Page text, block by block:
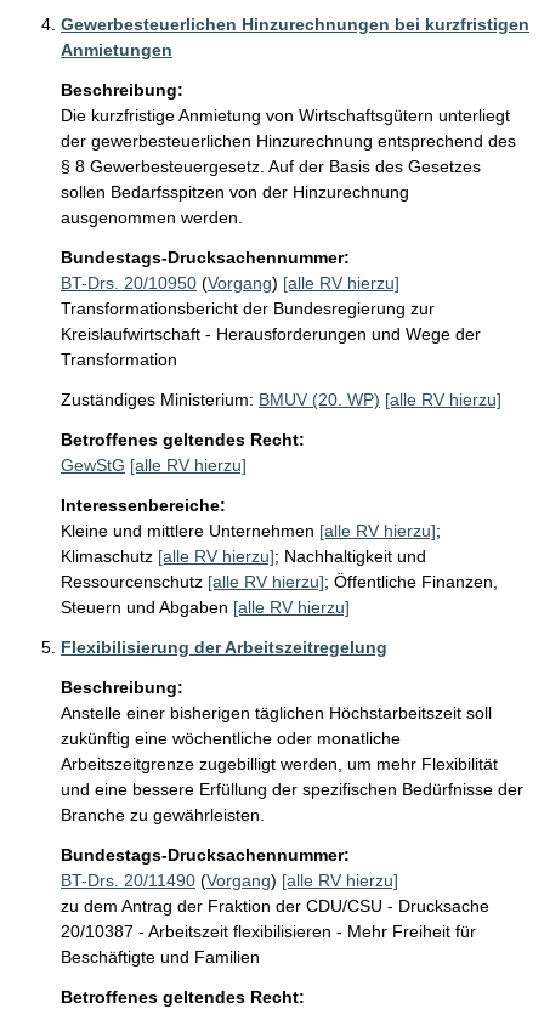
Gewerbesteuerlichen Hinzurechnungen bei kurzfristigen
Anmietungen
Beschreibung:
Die kurzfristige Anmietung von Wirtschaftsgütern unterliegt
der gewerbesteuerlichen Hinzurechnung entsprechend des
§ 8 Gewerbesteuergesetz. Auf der Basis des Gesetzes
sollen Bedarfsspitzen von der Hinzurechnung
ausgenommen werden.
Bundestags-Drucksachennummer:
BT-Drs. 20/10950 (Vorgang) [alle RV hierzu]
Transformationsbericht der Bundesregierung zur
Kreislaufwirtschaft - Herausforderungen und Wege der
Transformation
Zuständiges Ministerium: BMUV (20. WP) [alle RV hierzu]
Betroffenes geltendes Recht:
GewStG [alle RV hierzu]
Interessenbereiche:
Kleine und mittlere Unternehmen [alle RV hierzu];
Klimaschutz [alle RV hierzu]; Nachhaltigkeit und
Ressourcenschutz [alle RV hierzu]; Öffentliche Finanzen,
Steuern und Abgaben [alle RV hierzu]
Flexibilisierung der Arbeitszeitregelung
Beschreibung:
Anstelle einer bisherigen täglichen Höchstarbeitszeit soll
zukünftig eine wöchentliche oder monatliche
Arbeitszeitgrenze zugebilligt werden, um mehr Flexibilität
und eine bessere Erfüllung der spezifischen Bedürfnisse der
Branche zu gewährleisten.
Bundestags-Drucksachennummer:
BT-Drs. 20/11490 (Vorgang) [alle RV hierzu]
zu dem Antrag der Fraktion der CDU/CSU - Drucksache
20/10387 - Arbeitszeit flexibilisieren - Mehr Freiheit für
Beschäftigte und Familien
Betroffenes geltendes Recht: